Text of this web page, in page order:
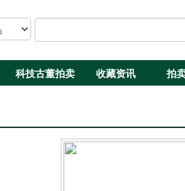
科技古董拍卖 收藏资讯 拍